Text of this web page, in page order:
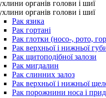
органів голови і шиї
органів голови і шиї
Рак язика
Рак гортані
Рак глотки (носо-, рото,
Рак верхньої і нижньої
Рак щитоподібної залози
Рак мигдалин
Рак слинних залоз
Рак верхньої і нижньої
Рак порожнини носа і